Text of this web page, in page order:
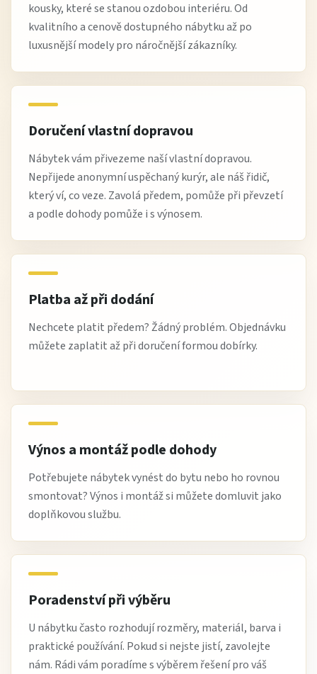
kousky, které se stanou ozdobou interiéru. Od
kvalitního a cenově dostupného nábytku až po
luxusnější modely pro náročnější zákazníky.
Doručení vlastní dopravou
Nábytek vám přivezeme naší vlastní dopravou.
Nepřijede anonymní uspěchaný kurýr, ale náš řidič,
který ví, co veze. Zavolá předem, pomůže při převzetí
a podle dohody pomůže i s výnosem.
Platba až při dodání
Nechcete platit předem? Žádný problém. Objednávku
můžete zaplatit až při doručení formou dobírky.
Výnos a montáž podle dohody
Potřebujete nábytek vynést do bytu nebo ho rovnou
smontovat? Výnos i montáž si můžete domluvit jako
doplňkovou službu.
Poradenství při výběru
U nábytku často rozhodují rozměry, materiál, barva i
praktické používání. Pokud si nejste jistí, zavolejte
nám. Rádi vám poradíme s výběrem řešení pro váš